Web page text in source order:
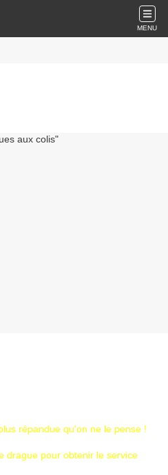
MENU
répandue qu'on ne le pense !
drague pour obtenir le service